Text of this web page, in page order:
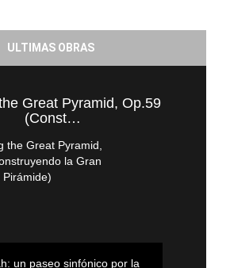
ULTIMAS OBRAS
Great Pyramid, Op.59
(Const…